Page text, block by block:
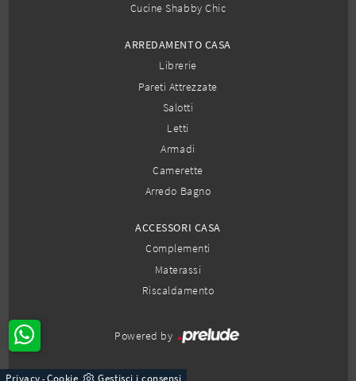
Cucine Shabby Chic
ARREDAMENTO CASA
Librerie
Pareti Attrezzate
Salotti
Letti
Armadi
Camerette
Arredo Bagno
ACCESSORI CASA
Complementi
Materassi
Riscaldamento
Powered by
Privacy Cookie Gestisci i consensi